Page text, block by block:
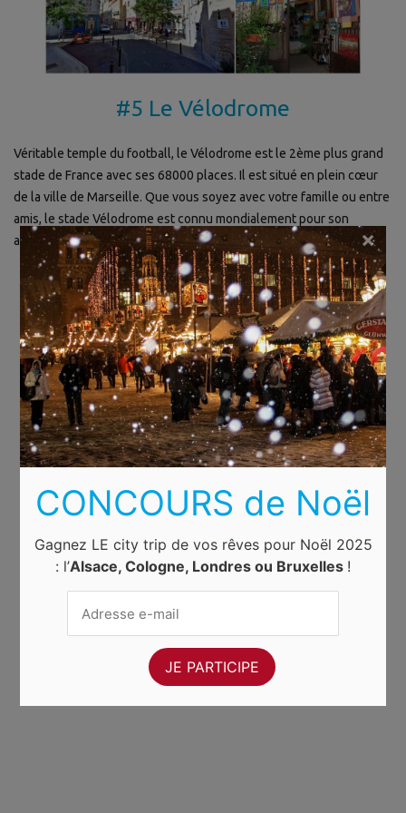
#5 Le Vélodrome
Véritable temple du football, le Vélodrome est le 2ème plus grand
stade de France avec ses 68000 places. Il est situé en plein cœur
de la ville de Marseille. Que vous soyez avec votre famille ou entre
amis, le stade Vélodrome est connu mondialement pour son
ambiance.
CONCOURS de Noël
Gagnez LE city trip de vos rêves pour Noël 2025
: l’Alsace, Cologne, Londres ou Bruxelles !
×